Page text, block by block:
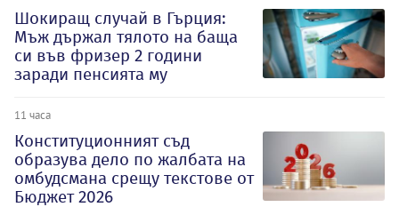
Шокиращ случай в Гърция:
Мъж държал тялото на баща
си във фризер 2 години
заради пенсията му
11 часа
Конституционният съд
образува дело по жалбата на
омбудсмана срещу текстове от
Бюджет 2026